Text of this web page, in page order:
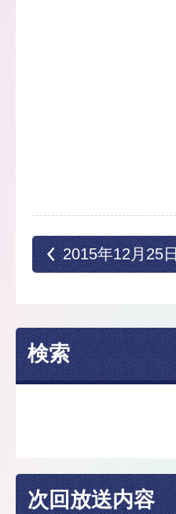
2015年12月25日
検索
次回放送内容